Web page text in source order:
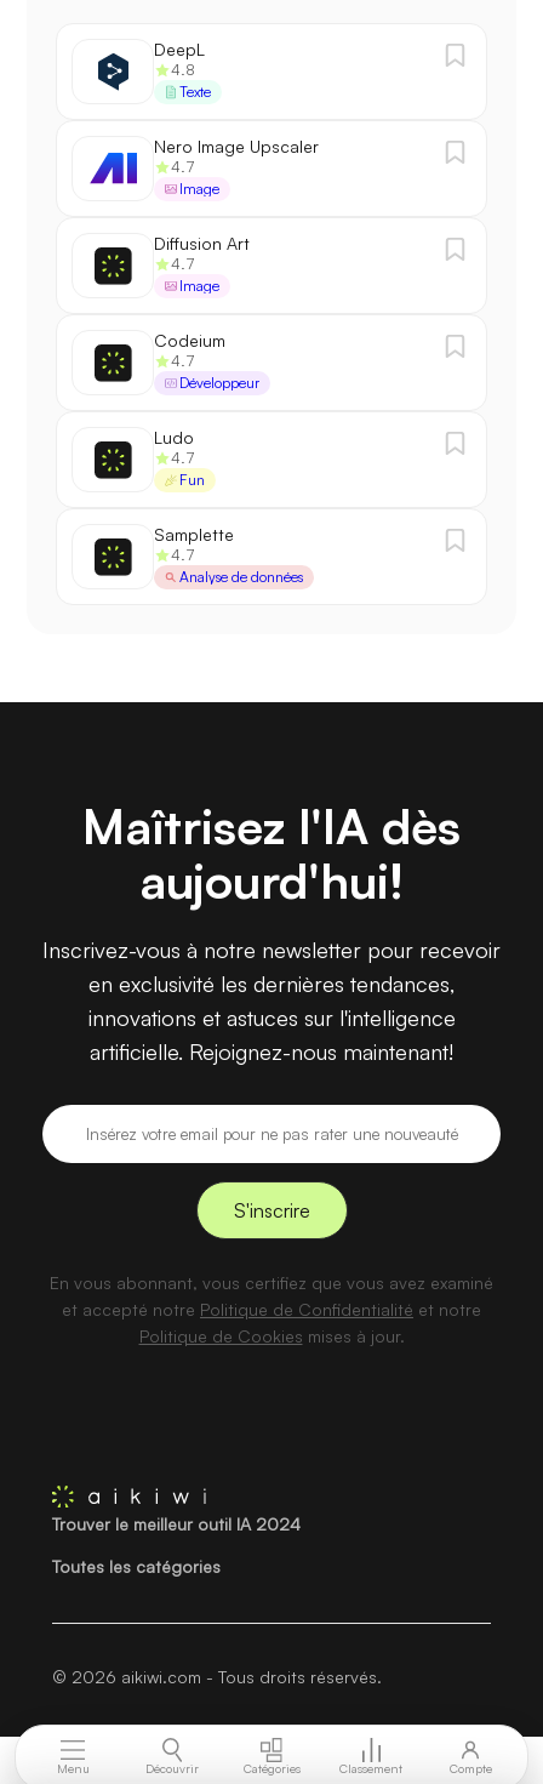
Menu Découvrir Catégories Classement Compte
DeepL
4.8
Texte
Nero Image Upscaler
4.7
Image
Diffusion Art
4.7
Image
Codeium
4.7
Développeur
Ludo
4.7
Fun
Samplette
4.7
Analyse de données
Maîtrisez l'IA dès
aujourd'hui!
Inscrivez-vous à notre newsletter pour recevoir
en exclusivité les dernières tendances,
innovations et astuces sur l'intelligence
artificielle. Rejoignez-nous maintenant!
En vous abonnant, vous certifiez que vous avez examiné
et accepté notre Politique de Confidentialité et notre
Politique de Cookies mises à jour.
Trouver le meilleur outil IA 2024
Toutes les catégories
© 2026 aikiwi.com - Tous droits réservés.